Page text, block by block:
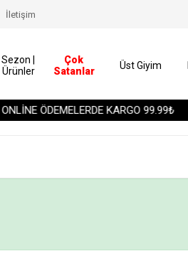
ONLİNE ÖDEMELERDE KARGO 99.99₺
İletişim
|
Çok
Satanlar
Üst Giyim